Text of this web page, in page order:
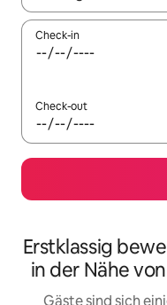
Check-in
Check-out
Erstklassig
in der Nähe
Gäste sind sich